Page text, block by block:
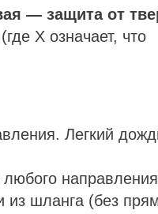
— защита от
X означает, что
Легкий
из шланга (без